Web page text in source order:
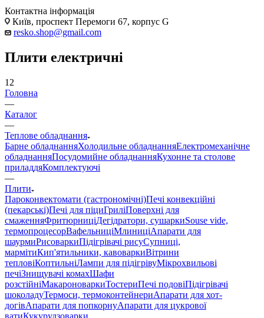
Контактна інформація
Київ, проспект Перемоги 67, корпус G
resko.shop@gmail.com
Плити електричні
12
Головна
—
Каталог
—
Теплове обладнання
Барне обладнанняХолодильне обладнанняЕлектромеханічне
обладнанняПосудомийне обладнанняКухонне та столове
приладдяКомплектуючі
—
Плити
Пароконвектомати (гастрономічні)Печі конвекційні
(пекарські)Печі для піциГриліПоверхні для
смаженняФритюрниціДегідратори, сушаркиSouse vide,
термопроцесорВафельниціМлиниціАпарати для
шаурмиРисоваркиПідігрівачі рисуСупниці,
мармітиКип'ятильники, кавоваркиВітрини
тепловіКоптильніЛампи для підігрівуМікрохвильові
печіЗнищувачі комахШафи
розстійніМакароноваркиТостериПечі подовіПідігрівачі
шоколадуТермоси, термоконтейнериАпарати для хот-
догівАпарати для попкорнуАпарати для цукрової
ватиКукурудзоварки